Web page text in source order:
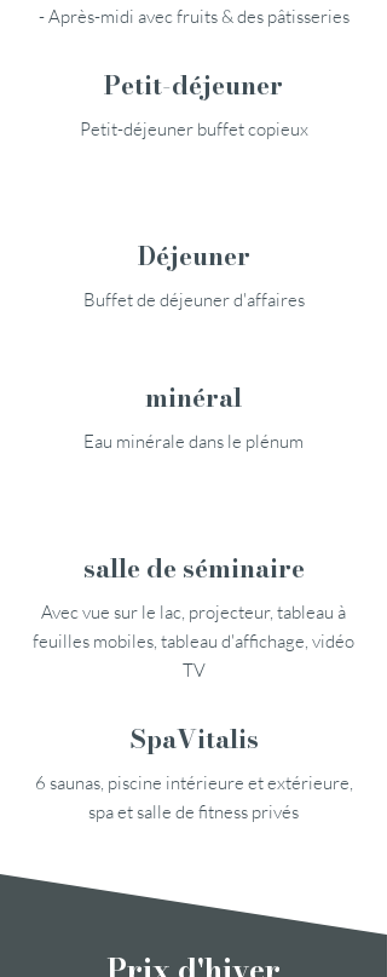
- Après-midi avec fruits & des pâtisseries
Petit-déjeuner
Petit-déjeuner buffet copieux
Déjeuner
Buffet de déjeuner d'affaires
minéral
Eau minérale dans le plénum
salle de séminaire
Avec vue sur le lac, projecteur, tableau à
feuilles mobiles, tableau d'affichage, vidéo
TV
SpaVitalis
6 saunas, piscine intérieure et extérieure,
spa et salle de fitness privés